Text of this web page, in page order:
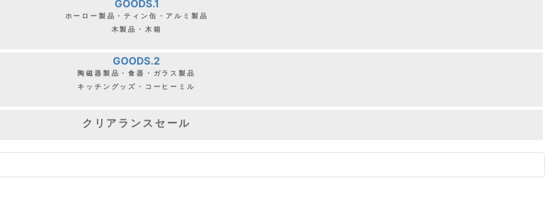
GOODS.1
ホーロー製品・ティン缶・アルミ製品
木製品・木箱
GOODS.2
陶磁器製品・食器・ガラス製品
キッチングッズ・コーヒーミル
クリアランスセール